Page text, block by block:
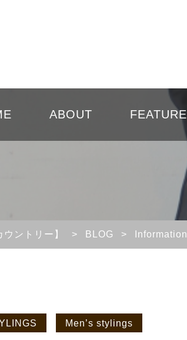
ABOUT FEATURE
ントリー】 > BLOG > Information
Men’s stylings